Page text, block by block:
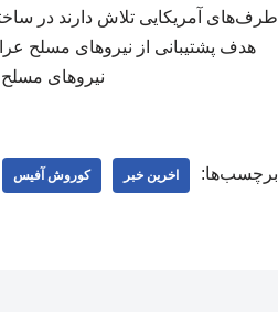
نیروهای
برچسب‌ها: اخرین خبر کوروش آفیس